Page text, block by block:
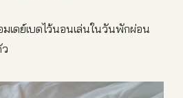
เดย์เบดไว้นอนเล่นในวันพักผ่อน